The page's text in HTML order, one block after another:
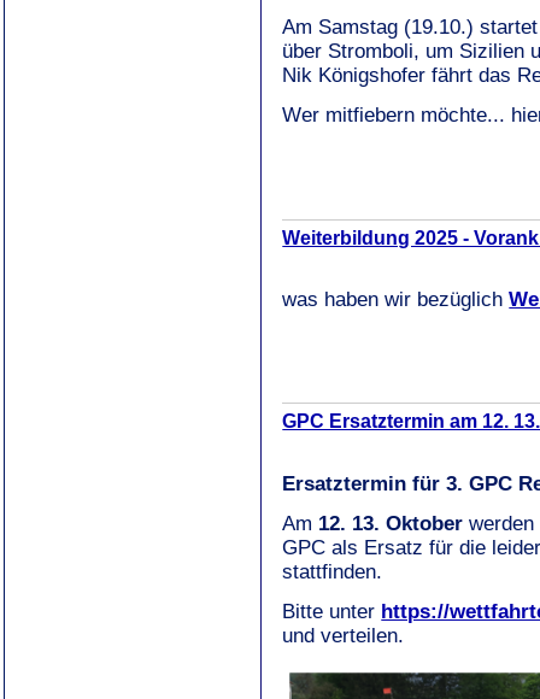
Am Samstag (19.10.)
über Stromboli, um Sizilien
Nik Königshofer fährt das
Wer mitfiebern möchte...
Weiterbildung 2025 -
was haben wir bezüglich
GPC Ersatztermin am 12.
Ersatztermin für 3. GPC
Am 12. 13. Oktober
GPC als Ersatz für die
stattfinden.
Bitte unter https://
und verteilen.